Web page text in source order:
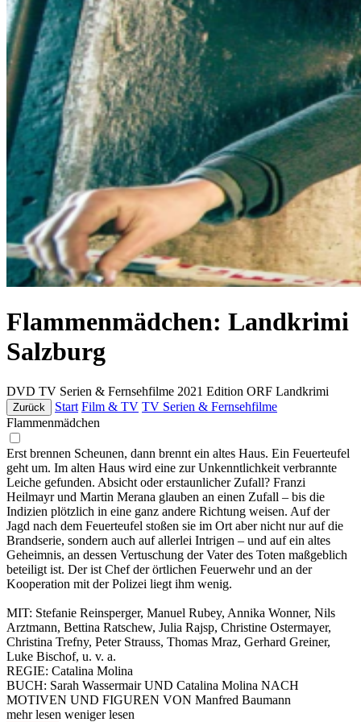
Flammenmädchen: Landkrimi
Salzburg
DVD TV Serien & Fernsehfilme 2021 Edition ORF Landkrimi
Zurück Start Film & TV TV Serien & Fernsehfilme
Flammenmädchen
Erst brennen Scheunen, dann brennt ein altes Haus. Ein Feuerteufel
geht um. Im alten Haus wird eine zur Unkenntlichkeit verbrannte
Leiche gefunden. Absicht oder erstaunlicher Zufall? Franzi
Heilmayr und Martin Merana glauben an einen Zufall – bis die
Indizien plötzlich in eine ganz andere Richtung weisen. Auf der
Jagd nach dem Feuerteufel stoßen sie im Ort aber nicht nur auf die
Brandserie, sondern auch auf allerlei Intrigen – und auf ein altes
Geheimnis, an dessen Vertuschung der Vater des Toten maßgeblich
beteiligt ist. Der ist Chef der örtlichen Feuerwehr und an der
Kooperation mit der Polizei liegt ihm wenig.
MIT: Stefanie Reinsperger, Manuel Rubey, Annika Wonner, Nils
Arztmann, Bettina Ratschew, Julia Rajsp, Christine Ostermayer,
Christina Trefny, Peter Strauss, Thomas Mraz, Gerhard Greiner,
Luke Bischof, u. v. a.
REGIE: Catalina Molina
BUCH: Sarah Wassermair UND Catalina Molina NACH
MOTIVEN UND FIGUREN VON Manfred Baumann
mehr lesen weniger lesen